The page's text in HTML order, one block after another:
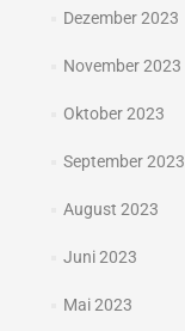
Dezember 2023
November 2023
Oktober 2023
September 2023
August 2023
Juni 2023
Mai 2023